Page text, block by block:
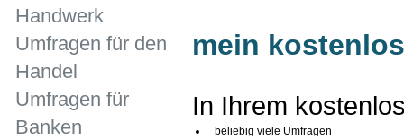
mein
In Ihrem
beliebig viele Umfragen
Handwerk
Umfragen für den
Handel
Umfragen für
Banken